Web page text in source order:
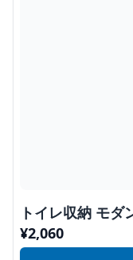
トイレ収納 モダ
¥2,060